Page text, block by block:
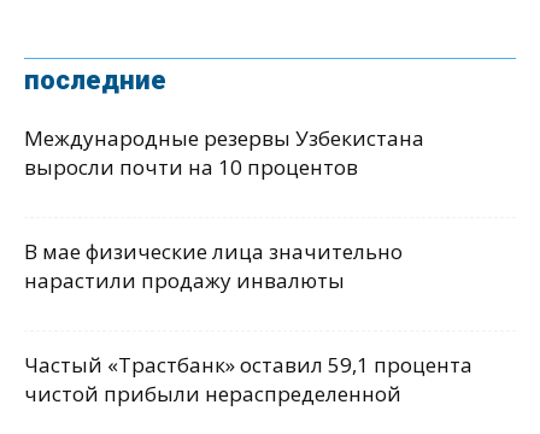
последние
Международные резервы Узбекистана
выросли почти на 10 процентов
В мае физические лица значительно
нарастили продажу инвалюты
Частый «Трастбанк» оставил 59,1 процента
чистой прибыли нераспределенной